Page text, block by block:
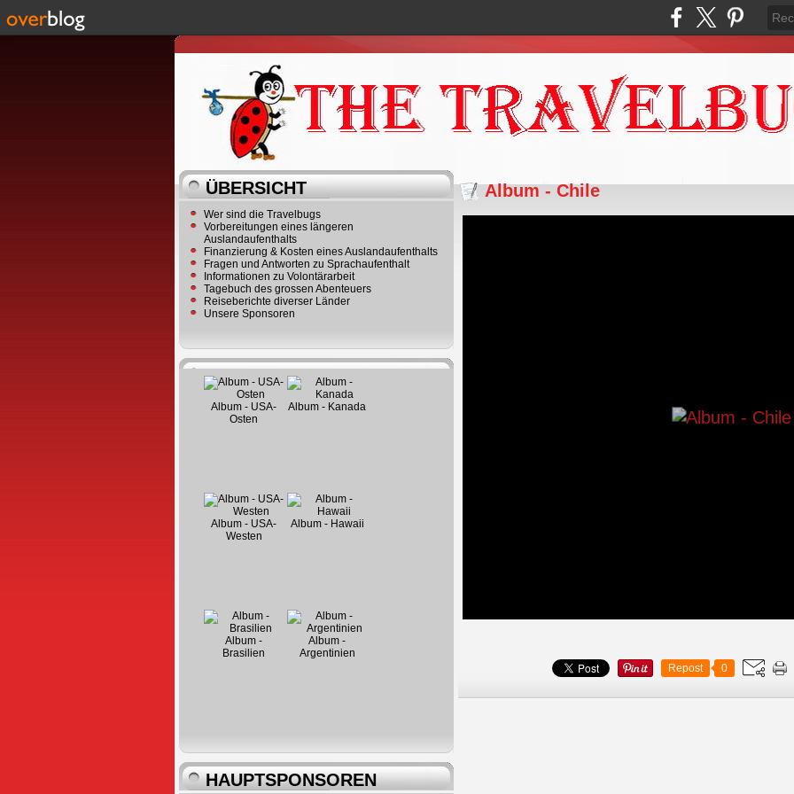
ÜBERSICHT
Wer sind die Travelbugs
Vorbereitungen eines längeren
Auslandaufenthalts
Finanzierung & Kosten eines Auslandaufenthalts
Fragen und Antworten zu Sprachaufenthalt
Informationen zu Volontärarbeit
Tagebuch des grossen Abenteuers
Reiseberichte diverser Länder
Unsere Sponsoren
Album - USA-
Osten
Album - Kanada
Album - USA-
Westen
Album - Hawaii
Album -
Brasilien
Album -
Argentinien
HAUPTSPONSOREN
Album - Chile
Repost 0